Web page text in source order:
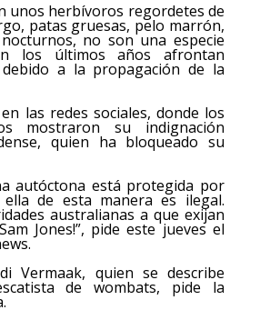
unos herbívoros regordetes de
patas gruesas, pelo marrón,
no son una especie
los últimos años afrontan
a la propagación de la
las redes sociales, donde los
mostraron su indignación
quien ha bloqueado su
autóctona está protegida por
de esta manera es ilegal.
australianas a que exijan
Jones!”, pide este jueves el
Vermaak, quien se describe
de wombats, pide la